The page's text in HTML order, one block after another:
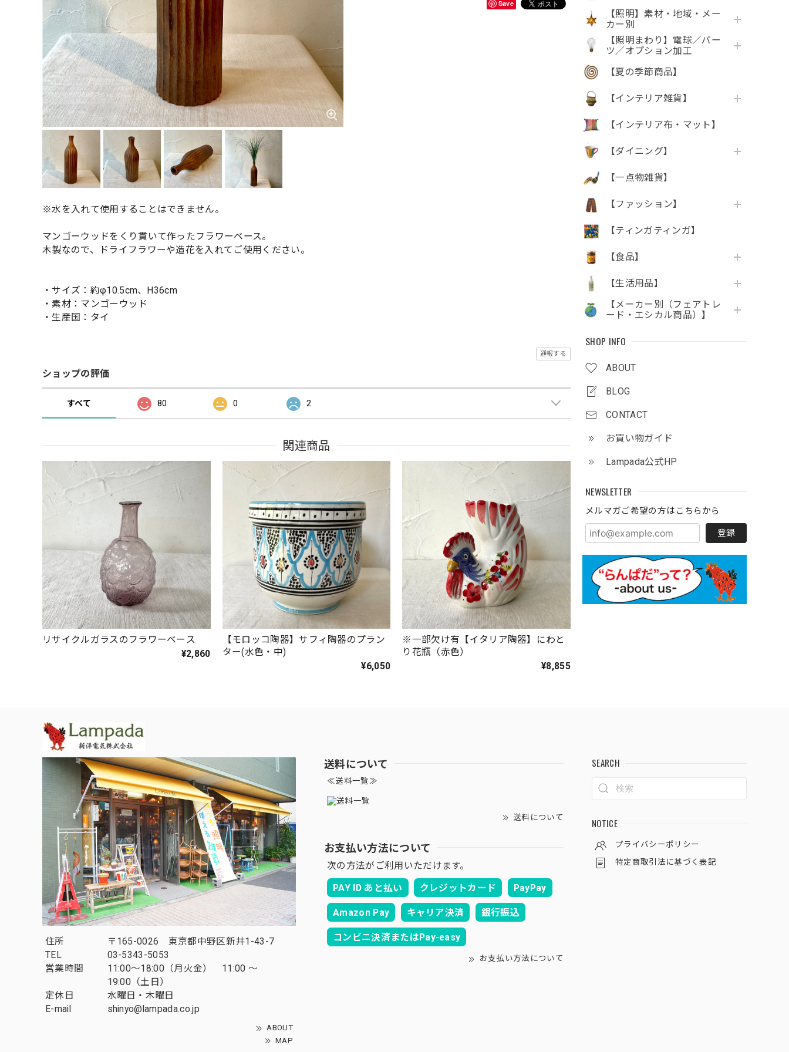
【照明】素材・地域・メー
カー別
【照明まわり】電球／パー
ツ／オプション加工
【夏の季節商品】
【インテリア雑貨】
【インテリア布・マット】
【ダイニング】
【一点物雑貨】
【ファッション】
【ティンガティンガ】
【食品】
【生活用品】
【メーカー別（フェアトレ
ード・エシカル商品）】
SHOP INFO
ABOUT
BLOG
CONTACT
お買い物ガイド
Lampada公式HP
NEWSLETTER
メルマガご希望の方はこちらから
登録
Save
※水を入れて使用することはできません。
マンゴーウッドをくり貫いて作ったフラワーベース。
木製なので、ドライフラワーや造花を入れてご使用ください。
・サイズ：約φ10.5cm、H36cm
・素材：マンゴーウッド
・生産国：タイ
通報する
ショップの評価
すべて 80 0 2
関連商品
リサイクルガラスのフラワーベース
¥2,860
【モロッコ陶器】サフィ陶器のプラン
ター(水色・中)
¥6,050
※一部欠け有【イタリア陶器】にわと
り花瓶（赤色）
¥8,855
住所
〒165-0026 東京都中野区新井1-43-7
TEL
03-5343-5053
営業時間
11:00～18:00（月火金） 11:00 ～
19:00（土日）
定休日
水曜日・木曜日
E-mail
shinyo@lampada.co.jp
ABOUT
MAP
送料について
≪送料一覧≫
送料について
お支払い方法について
次の方法がご利用いただけます。
PAY ID あと払い
クレジットカード PayPay
Amazon Pay キャリア決済 銀行振込
コンビニ決済またはPay-easy
お支払い方法について
SEARCH
NOTICE
プライバシーポリシー
特定商取引法に基づく表記